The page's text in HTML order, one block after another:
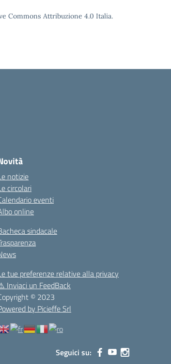
Commons Attribuzione 4.0 Italia.
notizie
circolari
eventi
online
sindacale
tue preferenze relative alla privacy
Inviaci un FeedBack
© 2023
by Picieffe Srl
Seguici su: